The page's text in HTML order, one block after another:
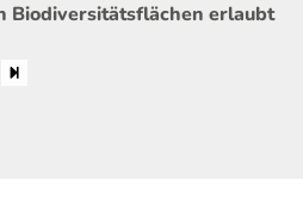
Biodiversitätsflächen erlaubt